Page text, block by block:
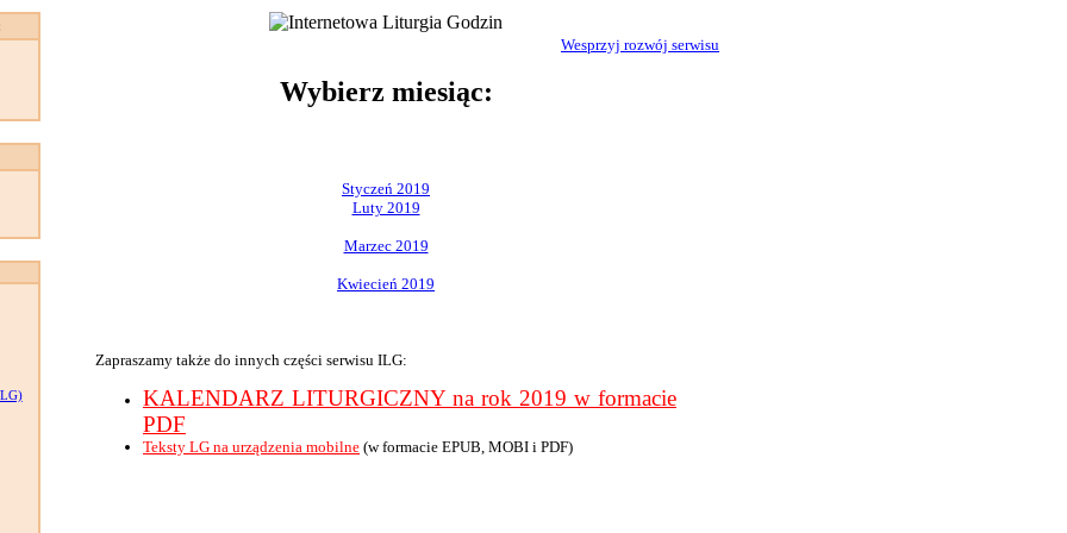
Wesprzyj rozwój serwisu
Wybierz miesiąc:
Styczeń 2019
Luty 2019
Marzec 2019
Kwiecień 2019
Zapraszamy także do innych części serwisu ILG:
KALENDARZ LITURGICZNY na rok 2019 w formacie
PDF
Teksty LG na urządzenia mobilne (w formacie EPUB, MOBI i PDF)